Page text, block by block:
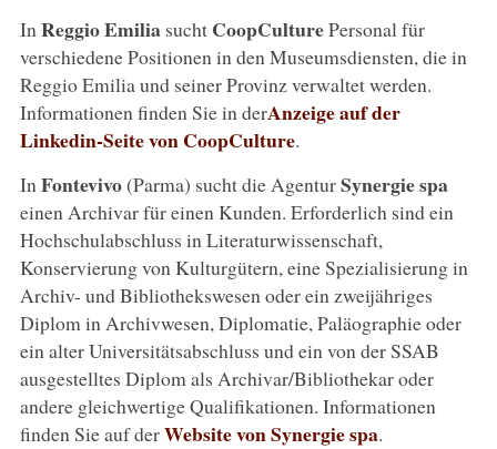
In Reggio Emilia sucht CoopCulturePersonal für
verschiedene Positionen in den Museumsdiensten, die in
Reggio Emilia und seiner Provinz verwaltet werden.
Informationen finden Sie in derAnzeige auf der
Linkedin-Seite von CoopCulture.
In Fontevivo(Parma) sucht die AgenturSynergie spa
einen Archivar für einen Kunden. Erforderlich sind ein
Hochschulabschluss in Literaturwissenschaft,
Konservierung von Kulturgütern, eine Spezialisierung in
Archiv- und Bibliothekswesen oder ein zweijähriges
Diplom in Archivwesen, Diplomatie, Paläographie oder
ein alter Universitätsabschluss und ein von der SSAB
ausgestelltes Diplom als Archivar/Bibliothekar oder
andere gleichwertige Qualifikationen. Informationen
finden Sie auf derWebsite von Synergie spa.